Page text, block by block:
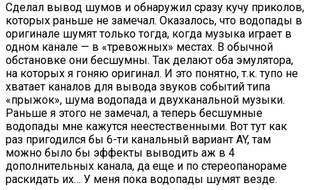
Сделал вывод шумов и обнаружил сразу кучу приколов,
которых раньше не замечал. Оказалось, что водопады в
оригинале шумят только тогда, когда музыка играет в
одном канале — в «тревожных» местах. В обычной
обстановке они бесшумны. Так делают оба эмулятора,
на которых я гоняю оригинал. И это понятно, т.к. тупо не
хватает каналов для вывода звуков событий типа
«прыжок», шума водопада и двухканальной музыки.
Раньше я этого не замечал, а теперь бесшумные
водопады мне кажутся неестественными. Вот тут как
раз пригодился бы 6-ти канальный вариант AY, там
можно было бы эффекты выводить аж в 4
дополнительных канала, да еще и по стереопанораме
раскидать их… У меня пока водопады шумят везде.